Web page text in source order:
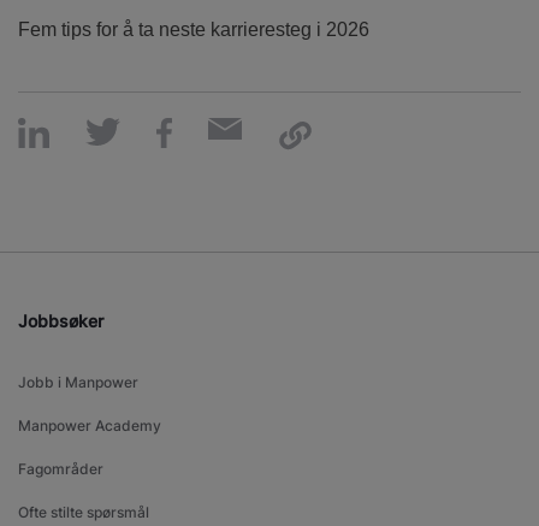
Fem tips for å ta neste karrieresteg i 2026
Jobbsøker
Jobb i Manpower
Manpower Academy
Fagområder
Ofte stilte spørsmål